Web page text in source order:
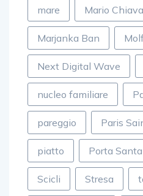
mare Mario
Marjanka Ban
Next Digital Wave
nucleo familiare
pareggio Paris
piatto Porta
Scicli Stresa